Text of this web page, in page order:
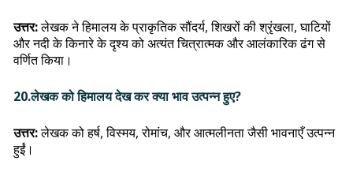
उत्तर:लेखक ने हिमालय के प्राकृतिक सौंदर्य, शिखरों की श्रृंखला, घाटियों
और नदी के किनारे के दृश्य को अत्यंत चित्रात्मक और आलंकारिक ढंग से
वर्णित किया।
20.लेखक को हिमालय देख कर क्या भाव उत्पन्न हुए?
उत्तर:लेखक को हर्ष, विस्मय, रोमांच, और आत्मलीनता जैसी भावनाएँ उत्पन्न
हुईं।